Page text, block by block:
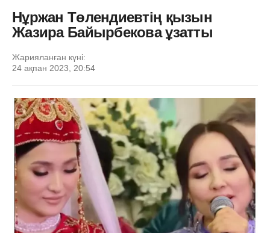
Нұржан Төлендиевтің қызын
Жазира Байырбекова ұзатты
Жарияланған күні:
24 ақпан 2023, 20:54